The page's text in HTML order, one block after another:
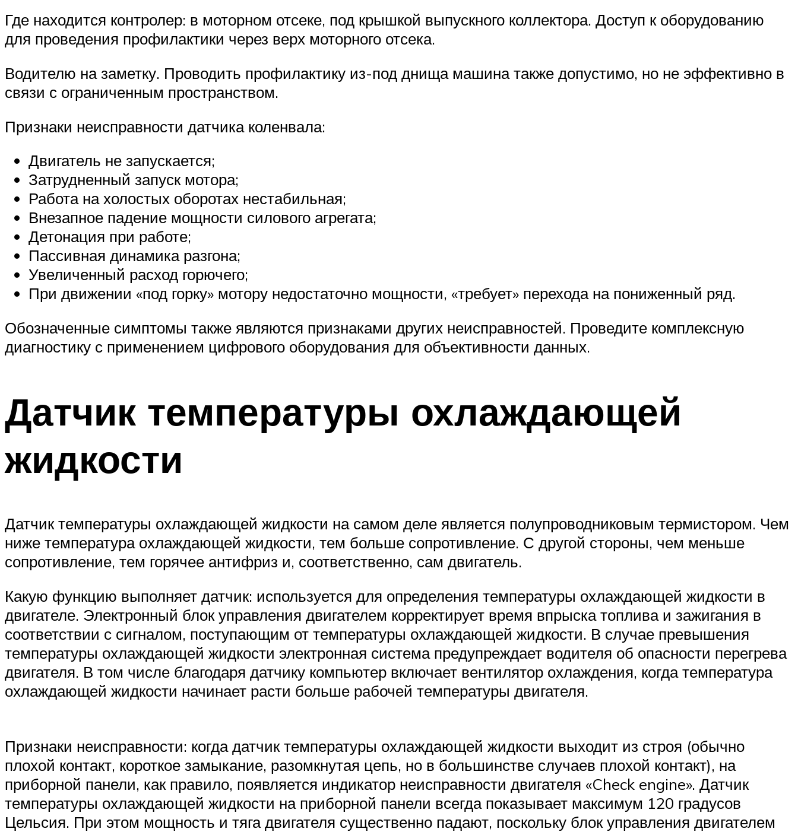
Где находится контролер: в моторном отсеке, под крышкой выпускного коллектора. Доступ к оборудованию
для проведения профилактики через верх моторного отсека.
Водителю на заметку. Проводить профилактику из-под днища машина также допустимо, но не эффективно в
связи с ограниченным пространством.
Признаки неисправности датчика коленвала:
Двигатель не запускается;
Затрудненный запуск мотора;
Работа на холостых оборотах нестабильная;
Внезапное падение мощности силового агрегата;
Детонация при работе;
Пассивная динамика разгона;
Увеличенный расход горючего;
При движении «под горку» мотору недостаточно мощности, «требует» перехода на пониженный ряд.
Обозначенные симптомы также являются признаками других неисправностей. Проведите комплексную
диагностику с применением цифрового оборудования для объективности данных.
Датчик температуры охлаждающей
жидкости
Датчик температуры охлаждающей жидкости на самом деле является полупроводниковым термистором. Чем
ниже температура охлаждающей жидкости, тем больше сопротивление. С другой стороны, чем меньше
сопротивление, тем горячее антифриз и, соответственно, сам двигатель.
Какую функцию выполняет датчик: используется для определения температуры охлаждающей жидкости в
двигателе. Электронный блок управления двигателем корректирует время впрыска топлива и зажигания в
соответствии с сигналом, поступающим от температуры охлаждающей жидкости. В случае превышения
температуры охлаждающей жидкости электронная система предупреждает водителя об опасности перегрева
двигателя. В том числе благодаря датчику компьютер включает вентилятор охлаждения, когда температура
охлаждающей жидкости начинает расти больше рабочей температуры двигателя.
Признаки неисправности: когда датчик температуры охлаждающей жидкости выходит из строя (обычно
плохой контакт, короткое замыкание, разомкнутая цепь, но в большинстве случаев плохой контакт), на
приборной панели, как правило, появляется индикатор неисправности двигателя «Check engine». Датчик
температуры охлаждающей жидкости на приборной панели всегда показывает максимум 120 градусов
Цельсия. При этом мощность и тяга двигателя существенно падают, поскольку блок управления двигателем